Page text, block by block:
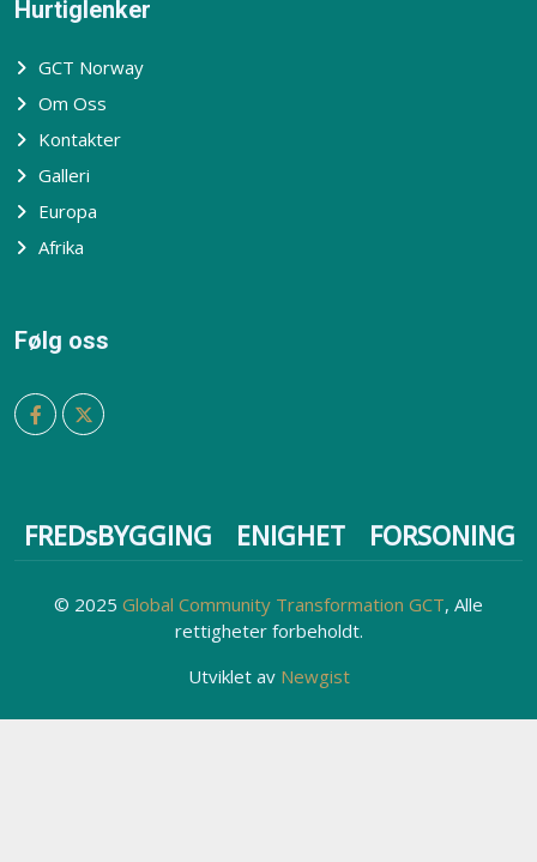
Hurtiglenker
GCT Norway
Om Oss
Kontakter
Galleri
Europa
Afrika
Følg oss
FREDsBYGGING ENIGHET FORSONING
© 2025 Global Community Transformation GCT, Alle
rettigheter forbeholdt.
Utviklet av Newgist